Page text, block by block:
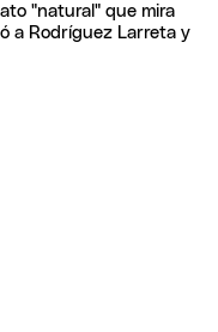
"natural" que mira
a Rodríguez Larreta y